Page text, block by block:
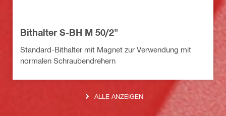
Bithalter S-BH M 50/2"
Standard-Bithalter mit Magnet zur Verwendung mit
normalen Schraubendrehern
ALLE ANZEIGEN